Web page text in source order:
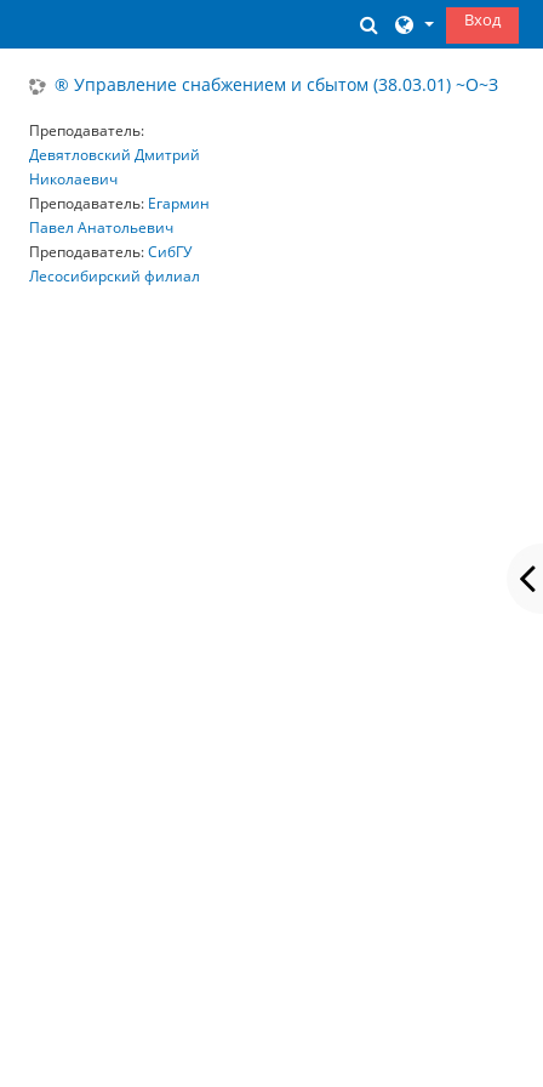
ИзменитьВход
® Управление снабжением и сбытом (38.03.01) ~О~З
Преподаватель:
Девятловский Дмитрий
Николаевич
Преподаватель: Егармин
Павел Анатольевич
Преподаватель:СибГУ
Лесосибирский филиал